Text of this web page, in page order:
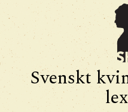
Svenskt